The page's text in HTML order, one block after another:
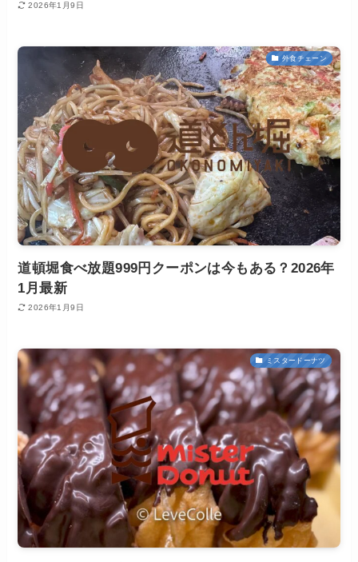
2026年1月9日
外食チェーン
道頓堀食べ放題999円クーポンは今もある？2026年
1月最新
2026年1月9日
ミスタードーナツ